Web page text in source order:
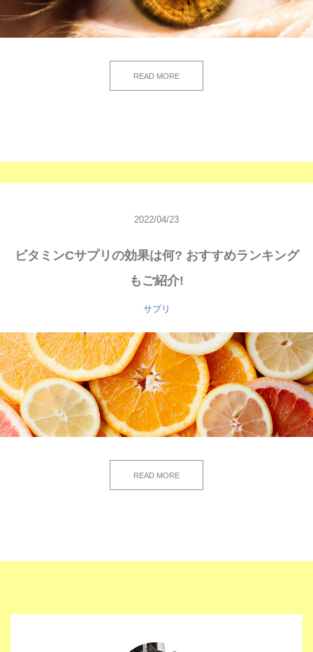
READ MORE
2022/04/23
ビタミンCサプリの効果は何? おすすめランキング
もご紹介!
サプリ
READ MORE